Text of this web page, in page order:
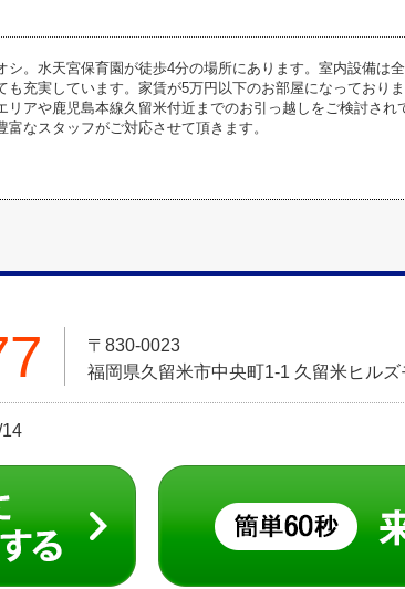
シ。水天宮保育園が徒歩4分の場所にあります。室内設備は
も充実しています。家賃が5万円以下のお部屋になっており
リアや鹿児島本線久留米付近までのお引っ越しをご検討さ
なスタッフがご対応させて頂きます。
〒830-0023
福岡県久留米市中央町1-1 久留米ヒルズ